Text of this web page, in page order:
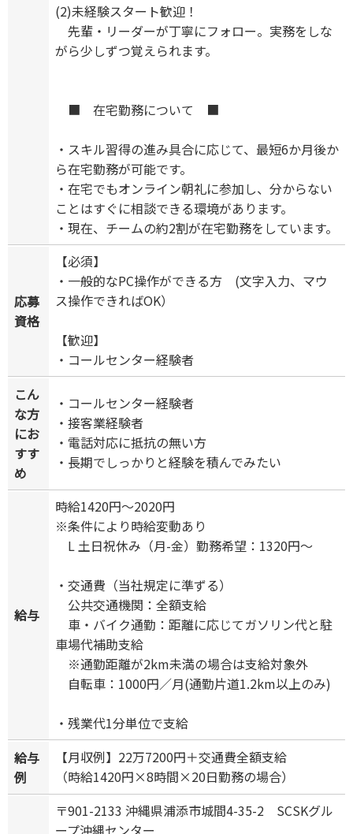
(2)未経験スタート歓迎！
先輩・リーダーが丁寧にフォロー。実務をしな
がら少しずつ覚えられます。
■ 在宅勤務について ■
・スキル習得の進み具合に応じて、最短6か月後か
ら在宅勤務が可能です。
・在宅でもオンライン朝礼に参加し、分からない
ことはすぐに相談できる環境があります。
・現在、チームの約2割が在宅勤務をしています。
応募
資格
【必須】
・一般的なPC操作ができる方 (文字入力、マウ
ス操作できればOK）
【歓迎】
・コールセンター経験者
こん
な方
にお
すす
め
・コールセンター経験者
・接客業経験者
・電話対応に抵抗の無い方
・長期でしっかりと経験を積んでみたい
給与
時給1420円～2020円
※条件により時給変動あり
L 土日祝休み（月-金）勤務希望：1320円～
・交通費（当社規定に準ずる）
公共交通機関：全額支給
車・バイク通勤：距離に応じてガソリン代と駐
車場代補助支給
※通勤距離が2km未満の場合は支給対象外
自転車：1000円／月(通勤片道1.2km以上のみ)
・残業代1分単位で支給
給与
例
【月収例】22万7200円＋交通費全額支給
（時給1420円×8時間×20日勤務の場合）
〒901-2133 沖縄県浦添市城間4-35-2 SCSKグル
ープ沖縄センター